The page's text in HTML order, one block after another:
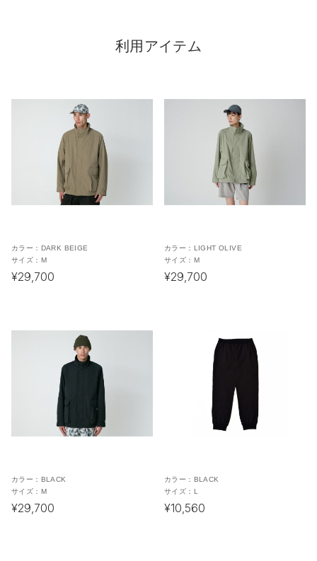
利用アイテム
カラー： DARK BEIGE
サイズ： M
¥29,700
カラー： LIGHT OLIVE
サイズ： M
¥29,700
カラー： BLACK
サイズ： M
¥29,700
カラー： BLACK
サイズ： L
¥10,560